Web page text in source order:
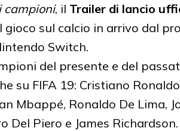
campioni, il Trailer di lancio
gioco sul calcio in arrivo dal
Switch.
del presente e del
su FIFA 19: Cristiano
Mbappé, Ronaldo De Lima,
Del Piero e James Richardson.